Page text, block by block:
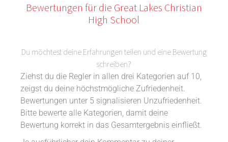
Bewertungen für die Great Lakes Christian
High School
Du möchtest deine Erfahrungen teilen und eine Bewertung
schreiben?
Ziehst du die Regler in allen drei Kategorien auf 10,
zeigst du deine höchstmögliche Zufriedenheit.
Bewertungen unter 5 signalisieren Unzufriedenheit.
Bitte bewerte alle Kategorien, damit deine
Bewertung korrekt in das Gesamtergebnis einfließt.